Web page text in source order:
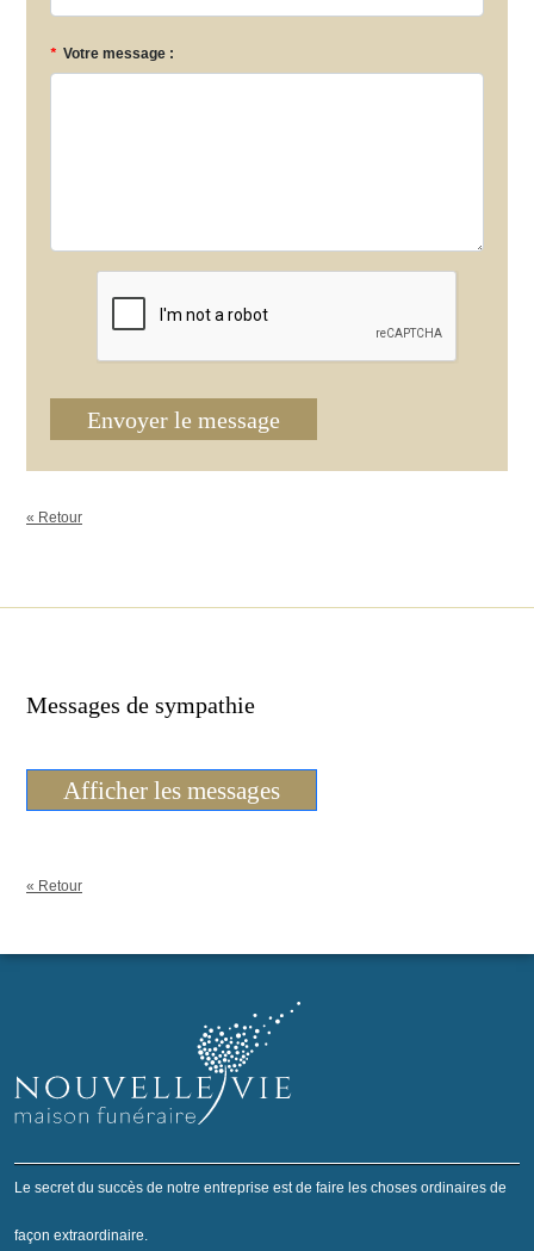
* Votre message :
Envoyer le message
« Retour
Messages de sympathie
Afficher les messages
« Retour
Le secret du succès de notre entreprise est de faire les choses ordinaires de
façon extraordinaire.